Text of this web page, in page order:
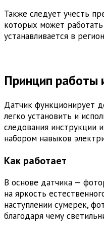
Также следует учесть
которых может
устанавливается в
Принцип работы
Датчик функционирует
легко установить и
следования инструкции
набором навыков
Как работает
В основе датчика —
на яркость
наступлении сумерек,
благодаря чему